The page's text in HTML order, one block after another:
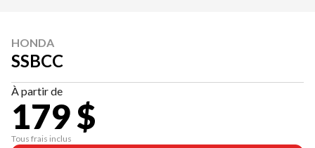
HONDA
SSBCC
À partir de
179 $
Tous frais inclus